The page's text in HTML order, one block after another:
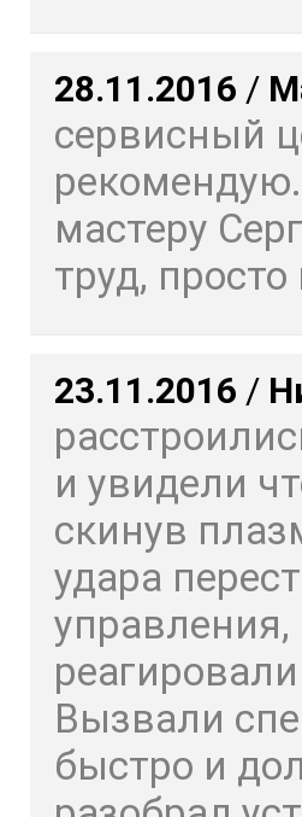
28.11.2016 /
сервисный
мастеру
труд,
23.11.2016 /
и увидели
скинув
удара
Вызвали
быстро и